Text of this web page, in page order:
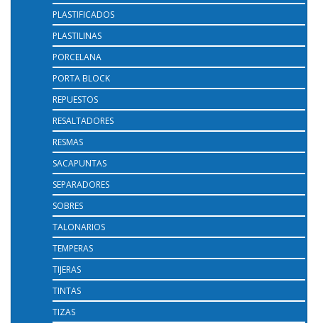
PLASTIFICADOS
PLASTILINAS
PORCELANA
PORTA BLOCK
REPUESTOS
RESALTADORES
RESMAS
SACAPUNTAS
SEPARADORES
SOBRES
TALONARIOS
TEMPERAS
TIJERAS
TINTAS
TIZAS